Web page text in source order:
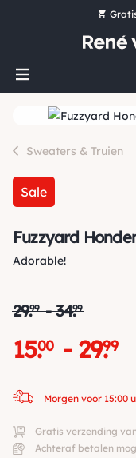
Sweaters & Truien
Sale
Fuzzyard
Adorable!
29.99 -34.99
15.
00 - 29.
99
Morgen voor 15:00
Gratis verzending
Achteraf betalen